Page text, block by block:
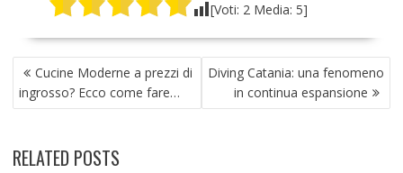
[Voti: 2Media: 5]
NAVIGAZIONE
ARTICOLI
Cucine Moderne a prezzi di
ingrosso? Ecco come fare…
Diving Catania: una fenomeno
in continua espansione
RELATED POSTS